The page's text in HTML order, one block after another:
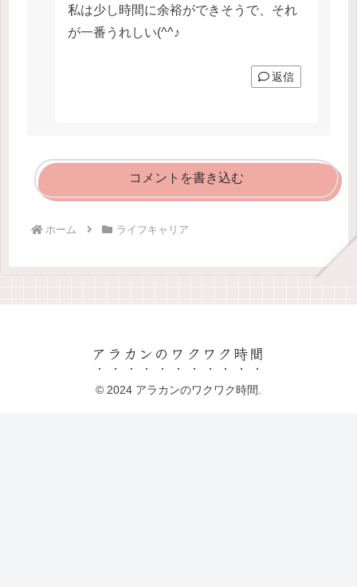
私は少し時間に余裕ができそうで、それ
が一番うれしい(^^♪
返信
コメントを書き込む
ホーム ライフキャリア
アラカンのワクワク時間
© 2024 アラカンのワクワク時間.